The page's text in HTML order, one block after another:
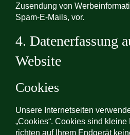
Zusendung von
Spam-E-Mails, vor.
4. Datenerfassung
Website
Cookies
Unsere Internetseiten
„Cookies“. Cookies sind kleine
richten auf Ihrem Endgerät